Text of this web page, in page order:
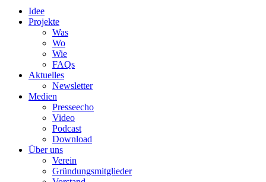
Idee
Projekte
Was
Wo
Wie
FAQs
Aktuelles
Newsletter
Medien
Presseecho
Video
Podcast
Download
Über uns
Verein
Gründungsmitglieder